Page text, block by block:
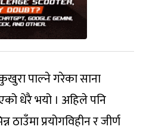
पाल्ने गरेका साना
धेरै भयो । अहिले पनि
ठाउँमा प्रयोगविहीन र जीर्ण